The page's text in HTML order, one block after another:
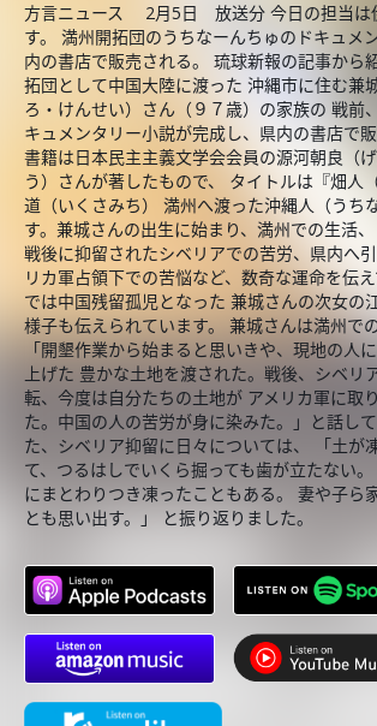
方言ニュース 2月5日 放送分 今日の担当は
す。 満州開拓団のうちなーんちゅのドキュメ
内の書店で販売される。 琉球新報の記事から
拓団として中国大陸に渡った 沖縄市に住む兼
ろ・けんせい）さん（９７歳）の家族の 戦前
キュメンタリー小説が完成し、県内の書店で販
書籍は日本民主主義文学会会員の源河朝良（
う）さんが著したもので、 タイトルは『畑人
道（いくさみち） 満州へ渡った沖縄人（うち
す。兼城さんの出生に始まり、満州での生活
戦後に抑留されたシベリアでの苦労、県内へ
リカ軍占領下での苦悩など、数奇な運命を伝
では中国残留孤児となった 兼城さんの次女の
様子も伝えられています。 兼城さんは満州で
「開墾作業から始まると思いきや、現地の人
上げた 豊かな土地を渡された。戦後、シベリ
転、今度は自分たちの土地が アメリカ軍に取
た。中国の人の苦労が身に染みた。」と話し
た、シベリア抑留に日々については、 「土が
て、つるはしでいくら掘っても歯が立たない
にまとわりつき凍ったこともある。 妻や子ら
とも思い出す。」 と振り返りました。